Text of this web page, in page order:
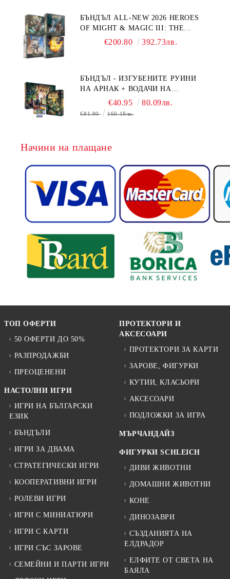
БЪНДЪЛ ALL-NEW 2026 HEROES
OF MIGHT & MAGIC III: THE
BOARD GAME EXPANSIONS -
€200.80 392.73лв.
БЪНДЪЛ - ИЗГУБЕНИТЕ РУИНИ
НА АРНАК + ВОДАЧИ НА
ЕКСПЕДИЦИИ + ПРОМО КАРТИ
БЕЗПЛАТНО
€40.95 80.09лв.
€81.90 160.18лв.
Начини на плащане
ТОП ОФЕРТИ
50 ОФЕРТИ ДО 50%
РАЗПРОДАЖБИ
ПРЕОЦЕНЕНИ
НАСТОЛНИ ИГРИ
ИГРИ НА БЪЛГАРСКИ
ЕЗИК
БЪНДЪЛИ
ИГРИ ЗА ДВАМА
СТРАТЕГИЧЕСКИ ИГРИ
КООПЕРАТИВНИ ИГРИ
РОЛЕВИ ИГРИ
ИГРИ С МИНИАТЮРИ
ИГРИ С КАРТИ
ИГРИ СЪС ЗАРОВЕ
СЕМЕЙНИ И ПАРТИ ИГРИ
ПРОТЕКТОРИ И
АКСЕСОАРИ
ПРОТЕКТОРИ ЗА КАРТИ
ЗАРОВЕ, ФИГУРКИ
КУТИИ, КЛАСЬОРИ
АКСЕСОАРИ
ПОДЛОЖКИ ЗА ИГРА
МЪРЧАНДАЙЗ
ФИГУРКИ SCHLEICH
ДИВИ ЖИВОТНИ
ДОМАШНИ ЖИВОТНИ
КОНЕ
ДИНОЗАВРИ
СЪЗДАНИЯТА НА
ЕЛДРАДОР
ЕЛФИТЕ ОТ СВЕТА НА
БАЯЛА